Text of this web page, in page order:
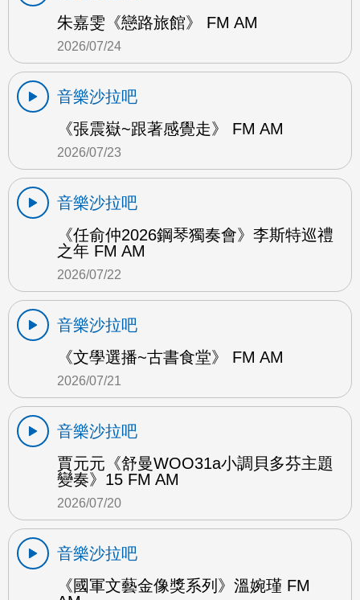
朱嘉雯《戀路旅館》 FM AM
2026/07/24
音樂沙拉吧
《張震嶽~跟著感覺走》 FM AM
2026/07/23
音樂沙拉吧
《任俞仲2026鋼琴獨奏會》李斯特巡禮
之年 FM AM
2026/07/22
音樂沙拉吧
《文學選播~古書食堂》 FM AM
2026/07/21
音樂沙拉吧
賈元元《舒曼WOO31a小調貝多芬主題
變奏》15 FM AM
2026/07/20
音樂沙拉吧
《國軍文藝金像獎系列》溫婉瑾 FM